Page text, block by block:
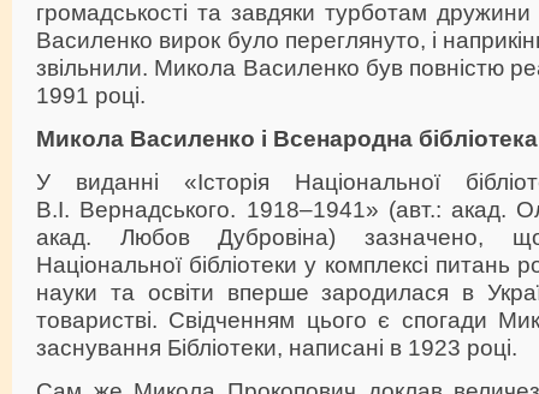
громадськості та завдяки турботам дружини
Василенко вирок було переглянуто, і
звільнили. Микола Василенко був повністю
1991 році.
Микола Василенко і Всенародна
У виданні «Історія Національної
В.І. Вернадського. 1918–1941» (авт.: акад.
акад. Любов Дубровіна) зазначено,
Національної бібліотеки у комплексі питань
науки та освіти вперше зародилася в
товаристві. Свідченням цього є спогади
заснування Бібліотеки, написані в 1923 році.